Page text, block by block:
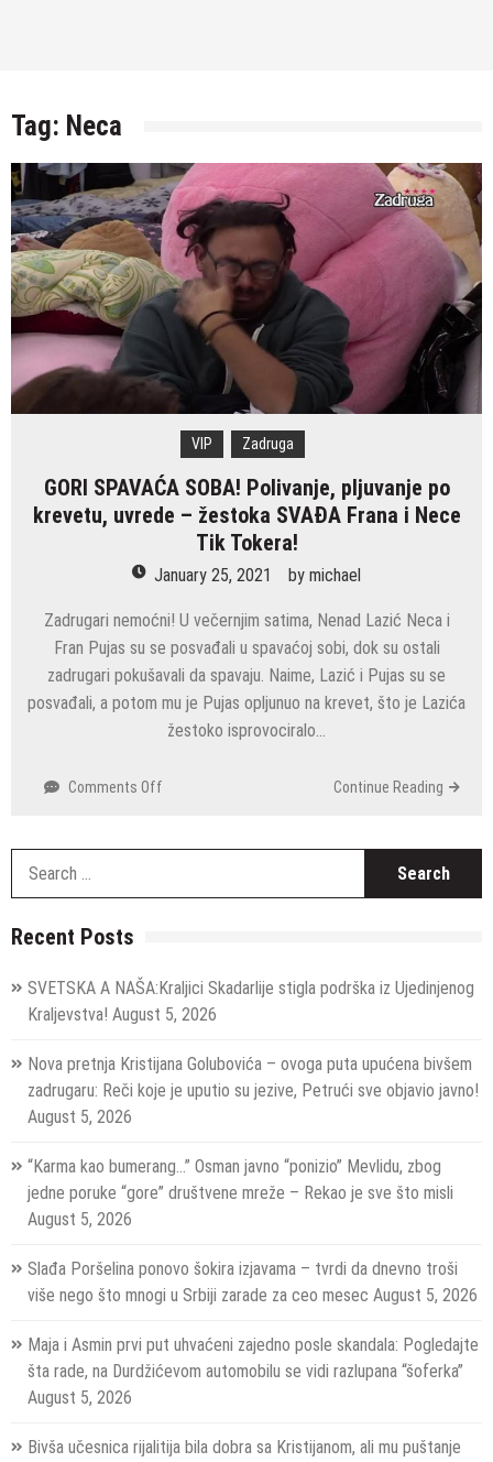
Tag: Neca
VIP Zadruga
GORI SPAVAĆA SOBA! Polivanje, pljuvanje po
krevetu, uvrede – žestoka SVAĐA Frana i Nece
Tik Tokera!
January 25, 2021 by michael
Zadrugari nemoćni! U večernjim satima, Nenad Lazić Neca i
Fran Pujas su se posvađali u spavaćoj sobi, dok su ostali
zadrugari pokušavali da spavaju. Naime, Lazić i Pujas su se
posvađali, a potom mu je Pujas opljunuo na krevet, što je Lazića
žestoko isprovociralo…
Comments Off
SOBA!
pljuvanje
–
žestoka
Frana
i
Tokera!
Continue Reading
Recent Posts
SVETSKA A NAŠA:Kraljici Skadarlije stigla podrška iz Ujedinjenog
Kraljevstva! August 5, 2026
Nova pretnja Kristijana Golubovića – ovoga puta upućena bivšem
zadrugaru: Reči koje je uputio su jezive, Petrući sve objavio javno!
August 5, 2026
“Karma kao bumerang…” Osman javno “ponizio” Mevlidu, zbog
jedne poruke “gore” društvene mreže – Rekao je sve što misli
August 5, 2026
Slađa Poršelina ponovo šokira izjavama – tvrdi da dnevno troši
više nego što mnogi u Srbiji zarade za ceo mesec August 5, 2026
Maja i Asmin prvi put uhvaćeni zajedno posle skandala: Pogledajte
šta rade, na Durdžićevom automobilu se vidi razlupana “šoferka”
August 5, 2026
Bivša učesnica rijalitija bila dobra sa Kristijanom, ali mu puštanje